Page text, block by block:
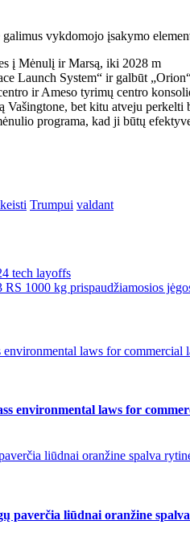
vykdomojo įsakymo
į Mėnulį ir Marsą, iki 2028 m
Launch System“ ir galbūt
ir Ameso tyrimų centro
Vašingtone, bet kitu atveju perkelti
programa, kad ji būtų
Trumpui valdant
tech layoffs
1000 kg prispaudžiamosios
laws for commercial
environmental laws for
liūdnai oranžine spalva
paverčia liūdnai oranžine